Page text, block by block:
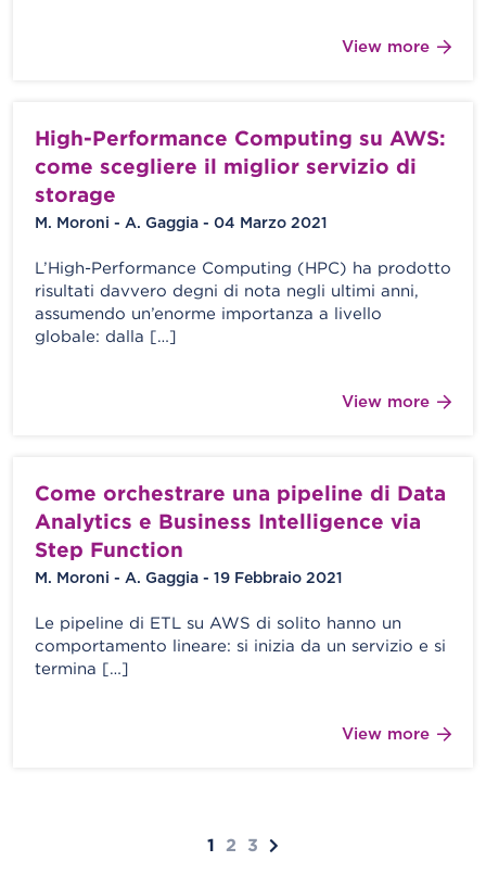
View more
High-Performance Computing su AWS:
come scegliere il miglior servizio di
storage
M. Moroni - A. Gaggia - 04 Marzo 2021
L’High-Performance Computing (HPC) ha prodotto
risultati davvero degni di nota negli ultimi anni,
assumendo un’enorme importanza a livello
globale: dalla […]
View more
Come orchestrare una pipeline di Data
Analytics e Business Intelligence via
Step Function
M. Moroni - A. Gaggia - 19 Febbraio 2021
Le pipeline di ETL su AWS di solito hanno un
comportamento lineare: si inizia da un servizio e si
termina […]
View more
1 2 3